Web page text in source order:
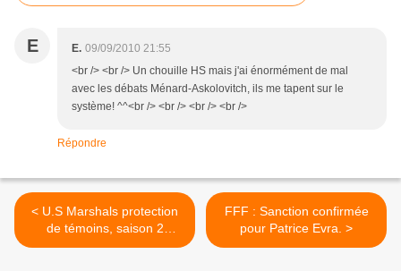
E E. 09/09/2010 21:55
<br /> <br /> Un chouille HS mais j'ai énormément de mal
avec les débats Ménard-Askolovitch, ils me tapent sur le
système! ^^<br /> <br /> <br /> <br />
Répondre
< U.S Marshals protection
de témoins, saison 2
diffusée en octobre.
FFF : Sanction confirmée
pour Patrice Evra. >